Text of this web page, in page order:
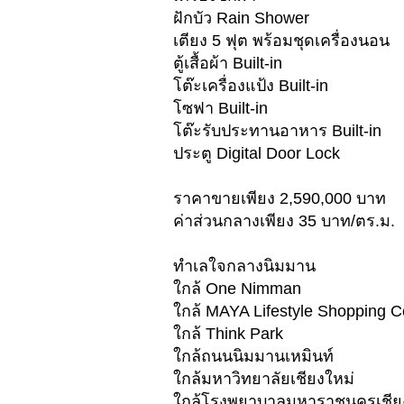
ฝักบัว Rain Shower
เตียง 5 ฟุต พร้อมชุดเครื่องนอน
ตู้เสื้อผ้า Built-in
โต๊ะเครื่องแป้ง Built-in
โซฟา Built-in
โต๊ะรับประทานอาหาร Built-in
ประตู Digital Door Lock
ราคาขายเพียง 2,590,000 บาท
ค่าส่วนกลางเพียง 35 บาท/ตร.ม.
ทำเลใจกลางนิมมาน
ใกล้ One Nimman
ใกล้ MAYA Lifestyle Shopping
ใกล้ Think Park
ใกล้ถนนนิมมานเหมินท์
ใกล้มหาวิทยาลัยเชียงใหม่